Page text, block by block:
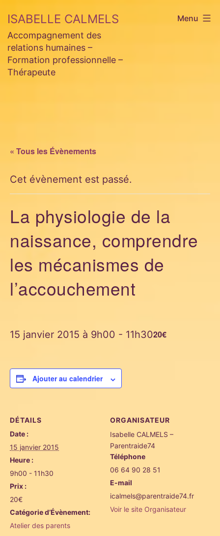
au
contenu
ISABELLE CALMELS
Accompagnement des
relations humaines –
Formation professionnelle –
Thérapeute
Menu
« Tous les Évènements
Cet évènement est passé.
La physiologie de la
naissance, comprendre
les mécanismes de
l’accouchement
15 janvier 2015 à 9h00 - 11h3020€
Ajouter au calendrier
DÉTAILS
Date :
15 janvier 2015
Heure :
9h00 - 11h30
Prix :
20€
Catégorie d’Évènement:
Atelier des parents
ORGANISATEUR
Isabelle CALMELS –
Parentraide74
Téléphone
06 64 90 28 51
E-mail
icalmels@parentraide74.fr
Voir le site Organisateur